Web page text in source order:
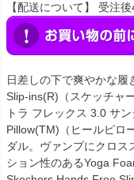
【配送について】 受注
日差しの下で爽やかな
Slip-ins(R)（スケッチャ
トラ フレックス 3.0 サ
Pillow(TM)（ヒールピロ
ダル。ヴァンプにクロス
ション性のあるYoga